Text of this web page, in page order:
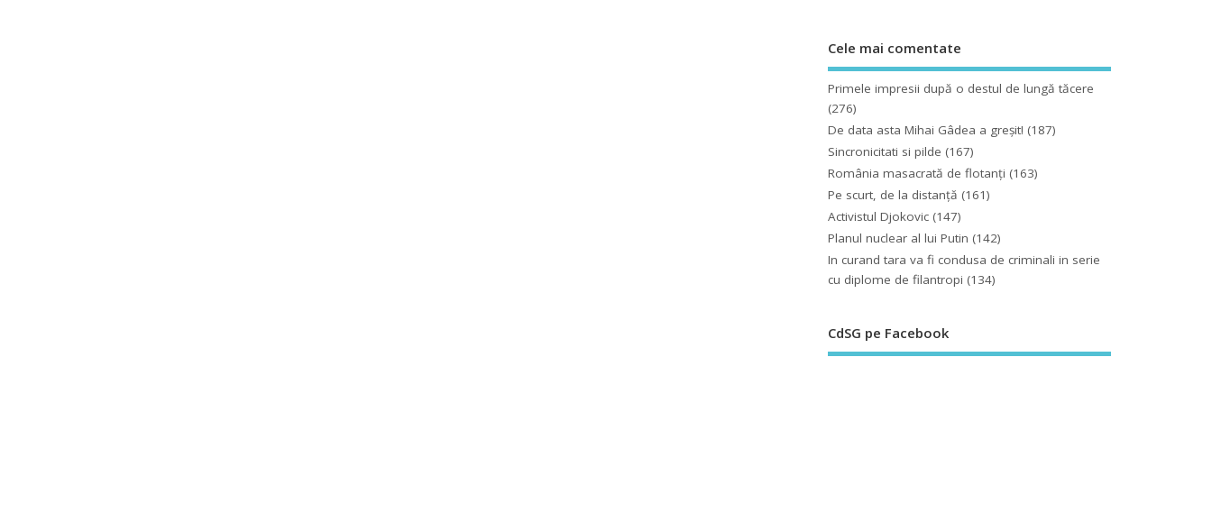
Cele mai comentate
Primele impresii după o destul de lungă tăcere
(276)
De data asta Mihai Gâdea a greşit! (187)
Sincronicitati si pilde (167)
România masacrată de flotanţi (163)
Pe scurt, de la distanță (161)
Activistul Djokovic (147)
Planul nuclear al lui Putin (142)
In curand tara va fi condusa de criminali in serie
cu diplome de filantropi (134)
CdSG pe Facebook